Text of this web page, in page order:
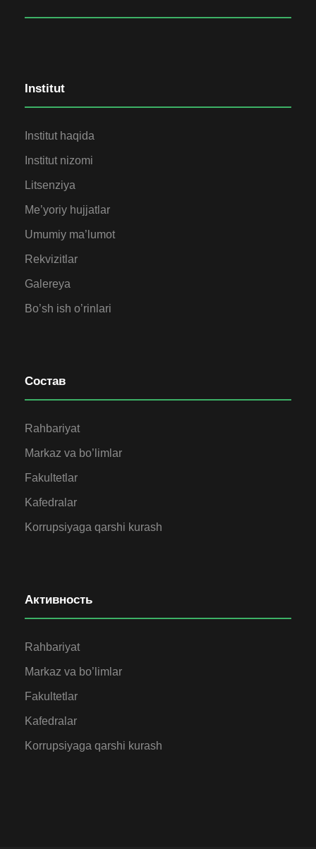
Institut
Institut haqida
Institut nizomi
Litsenziya
Me’yoriy hujjatlar
Umumiy ma’lumot
Rekvizitlar
Galereya
Bo’sh ish o’rinlari
Состав
Rahbariyat
Markaz va bo’limlar
Fakultetlar
Kafedralar
Korrupsiyaga qarshi kurash
Активность
Rahbariyat
Markaz va bo’limlar
Fakultetlar
Kafedralar
Korrupsiyaga qarshi kurash